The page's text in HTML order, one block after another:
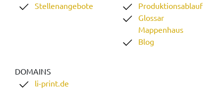
Stellenangebote
Produktionsablauf
Glossar
Mappenhaus
Blog
DOMAINS
li-print.de